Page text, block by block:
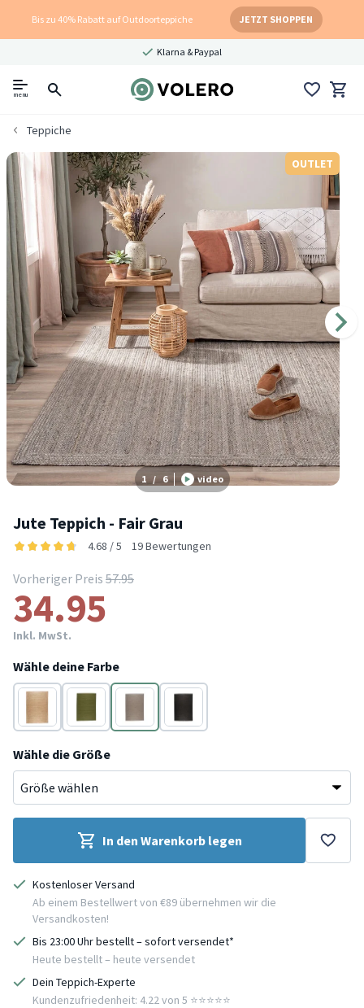
Bis zu 40% Rabatt auf Outdoorteppiche JETZT SHOPPEN
Klarna & Paypal
menu
Teppiche
OUTLET
1 / 6 video
Jute Teppich - Fair Grau
4.68 / 5 19 Bewertungen
Vorheriger Preis 57.95
34.95
Inkl. MwSt.
Wähle deine Farbe
Beige Grün Grau
Schwarz
Wähle die Größe
In den Warenkorb legen
Kostenloser Versand
Ab einem Bestellwert von €89 übernehmen wir die
Versandkosten!
Bis 23:00 Uhr bestellt – sofort versendet*
Heute bestellt – heute versendet
Dein Teppich-Experte
Kundenzufriedenheit: 4.22 von 5 ⭐️⭐️⭐️⭐️⭐️